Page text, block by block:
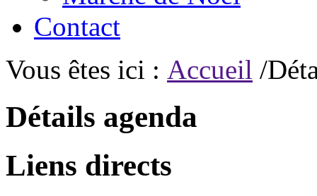
Contact
Vous êtes ici : Accueil /
Détails agenda
Liens directs